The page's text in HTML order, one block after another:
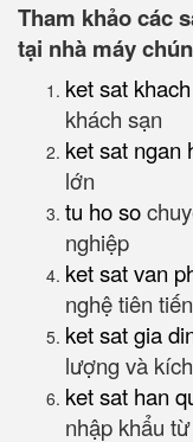
Tham khảo các
tại nhà máy
ket sat
khách sạn
ket sat ngan
lớn
tu ho so
nghiệp
ket sat van
nghệ tiên
ket sat gia
lượng và
ket sat han
nhập khẩu